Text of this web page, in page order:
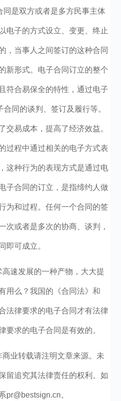
同是双方或者是多方民事主体
电子的方式设立、变更、终止
，当事人之间签订的这种合同
新形式。电子合同订立的整个
符合易保全的特性，通过电子
同的谈判、签订及履行等。
交易成本，提高了经济效益。
过程中通过相关的电子方式表
这种行为的表现方式是通过电
子合同的订立，是指缔约人做
为和过程。任何一个合同的签
次或者是多次的协商、谈判，
即可成立。
速发展的一种产物，大大提
用么？我国的《合同法》和
法律要求的电子合同才有法律
要求的电子合同是有效的。
业转载请注明文章来源。未
留追究其法律责任的权利。如
pr@bestsign.cn。